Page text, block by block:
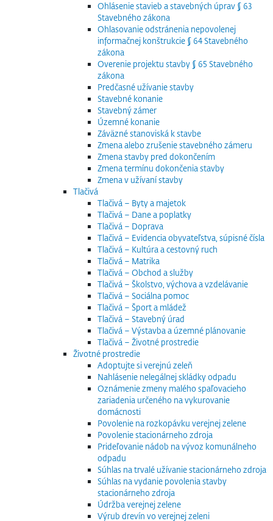
Ohlásenie stavieb a stavebných úprav § 63
Stavebného zákona
Ohlasovanie odstránenia nepovolenej
informačnej konštrukcie § 64 Stavebného
zákona
Overenie projektu stavby § 65 Stavebného
zákona
Predčasné užívanie stavby
Stavebné konanie
Stavebný zámer
Územné konanie
Záväzné stanoviská k stavbe
Zmena alebo zrušenie stavebného zámeru
Zmena stavby pred dokončením
Zmena termínu dokončenia stavby
Zmena v užívaní stavby
Tlačivá
Tlačivá – Byty a majetok
Tlačivá – Dane a poplatky
Tlačivá – Doprava
Tlačivá – Evidencia obyvateľstva, súpisné čísla
Tlačivá – Kultúra a cestovný ruch
Tlačivá – Matrika
Tlačivá – Obchod a služby
Tlačivá – Školstvo, výchova a vzdelávanie
Tlačivá – Sociálna pomoc
Tlačivá – Šport a mládež
Tlačivá – Stavebný úrad
Tlačivá – Výstavba a územné plánovanie
Tlačivá – Životné prostredie
Životné prostredie
Adoptujte si verejnú zeleň
Nahlásenie nelegálnej skládky odpadu
Oznámenie zmeny malého spaľovacieho
zariadenia určeného na vykurovanie
domácnosti
Povolenie na rozkopávku verejnej zelene
Povolenie stacionárneho zdroja
Prideľovanie nádob na vývoz komunálneho
odpadu
Súhlas na trvalé užívanie stacionárneho zdroja
Súhlas na vydanie povolenia stavby
stacionárneho zdroja
Údržba verejnej zelene
Výrub drevín vo verejnej zeleni